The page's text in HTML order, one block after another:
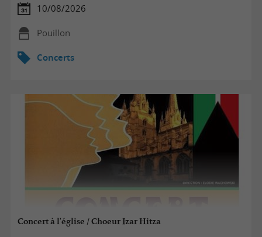
10/08/2026
Pouillon
Concerts
Concert à l'église / Choeur Izar Hitza